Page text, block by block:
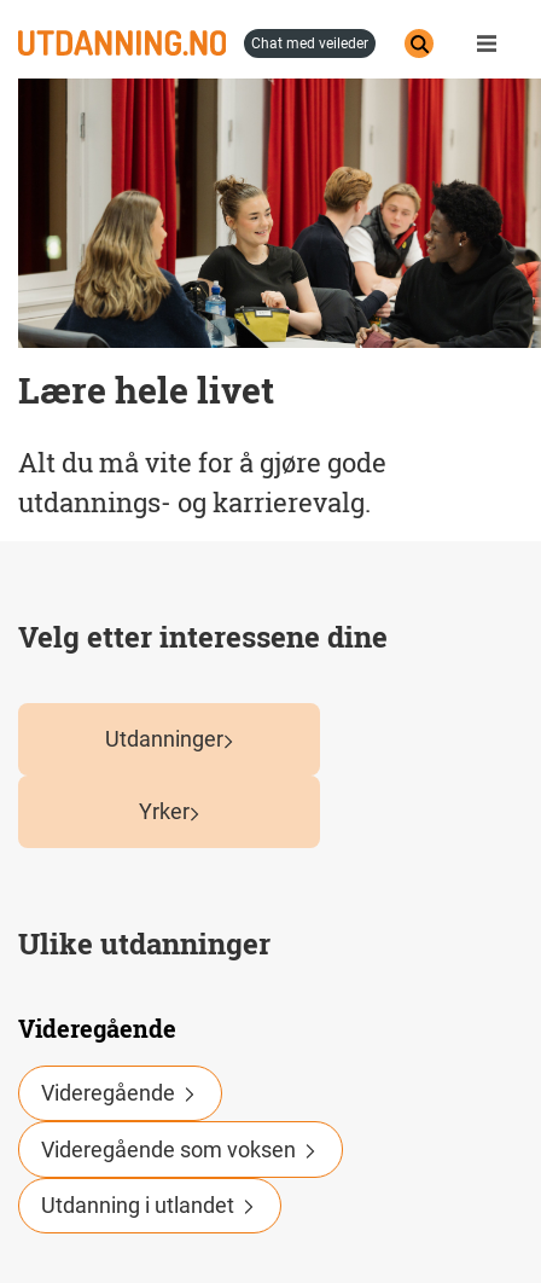
til
hovedinnhold
chat med veileder
Lære hele livet
Alt du må vite for å gjøre gode
utdannings- og karrierevalg.
Velg etter interessene dine
Utdanninger
Yrker
Ulike utdanninger
Videregående
Videregående
Videregående som voksen
Utdanning i utlandet